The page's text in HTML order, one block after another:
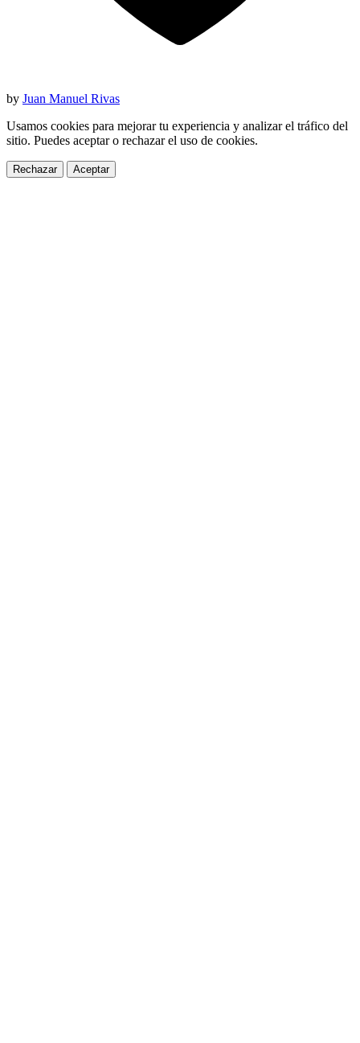
by Juan Manuel Rivas
Usamos cookies para mejorar tu experiencia y analizar el tráfico del
sitio. Puedes aceptar o rechazar el uso de cookies.
Rechazar Aceptar